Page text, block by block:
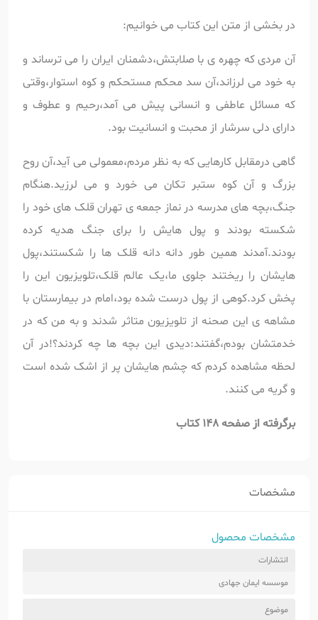
در بخشی از متن این کتاب می خوانیم:
آن مردی که چهره ی با صلابتش،دشمنان ایران را می ترساند و
به خود می لرزاند،آن سد محکم مستحکم و کوه استوار،وقتی
که مسائل عاطفی و انسانی پیش می آمد،رحیم و عطوف و
دارای دلی سرشار از محبت و انسانیت بود.
گاهی درمقابل کارهایی که به نظر مردم،معمولی می آید،آن روح
بزرگ و آن کوه ستبر تکان می خورد و می لرزید.هنگام
جنگ،بچه های مدرسه در نماز جمعه ی تهران قلک های خود را
شکسته بودند و پول هایش را برای جنگ هدیه کرده
بودند.آمدند همین طور دانه دانه قلک ها را شکستند،پول
هایشان را ریختند جلوی ما،یک عالم قلک،تلویزیون این را
پخش کرد.کوهی از پول درست شده بود،امام در بیمارستان با
مشاهه ی این صحنه از تلویزیون متاثر شدند و به من که در
خدمتشان بودم،گفتند:دیدی این بچه ها چه کردند؟!در آن
لحظه مشاهده کردم که چشم هایشان پر از اشک شده است
و گریه می کنند.
برگرفته از صفحه 148 کتاب
مشخصات
مشخصات محصول
انتشارات
موسسه ایمان جهادی
موضوع